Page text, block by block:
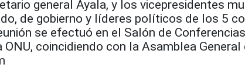
general Ayala, y los vicepresidentes
de gobierno y líderes políticos de los 5
se efectuó en el Salón de
ONU, coincidiendo con la Asamblea